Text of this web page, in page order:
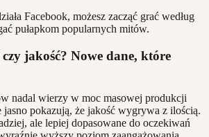
Facebook, możesz zacząć grać według
pułapkom popularnych mitów.
czy jakość? Nowe dane, które
nadal wierzy w moc masowej produkcji
jasno pokazują, że jakość wygrywa z ilością.
ale lepiej dopasowane do oczekiwań